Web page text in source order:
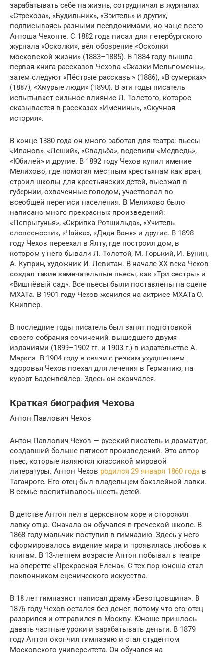
зарабатывать себе на жизнь, сотрудничал в журналах
«Стрекоза», «Будильник», «Зритель» и других,
подписываясь разными псевдонимами, но чаще всего
Антоша Чехонте. С 1882 года писал для петербургского
журнала «Осколки», вёл обозрение «Осколки
московской жизни» (1883–1885). В 1884 году вышла
первая книга рассказов Чехова «Сказки Мельпомены»,
затем следуют «Пёстрые рассказы» (1886), «В сумерках»
(1887), «Хмурые люди» (1890). В эти годы писатель
испытывает сильное влияние Л. Толстого, которое
сказывается в рассказах «Именины», «Скучная
история».
В конце 1880 года он много работал для театра: пьесы
«Иванов», «Леший», «Свадьба», водевили «Медведь»,
«Юбилей» и другие. В 1892 году Чехов купил имение
Мелихово, где помогал местным крестьянам как врач,
строил школы для крестьянских детей, выезжал в
губернии, охваченные голодом, участвовал во
всеобщей переписи населения. В Мелихово было
написано много прекрасных произведений:
«Попрыгунья», «Скрипка Ротшильда», «Учитель
словесности», «Чайка», «Дядя Ваня» и другие. В 1898
году Чехов переехал в Ялту, где построил дом, в
котором у него бывали Л. Толстой, М. Горький, И. Бунин,
А. Куприн, художник И. Левитан. В начале XX века Чехов
создал такие замечательные пьесы, как «Три сестры» и
«Вишнёвый сад». Все пьесы были поставлены на сцене
МХАТа. В 1901 году Чехов женился на актрисе МХАТа О.
Книппер.
В последние годы писатель был занят подготовкой
своего собрания сочинений, вышедшего двумя
изданиями (1899–1902 гг. и 1903 г.) в издательстве А.
Маркса. В 1904 году в связи с резким ухудшением
здоровья Чехов поехал для лечения в Германию, на
курорт Баденвейлер. Здесь он скончался.
Краткая биография Чехова
Антон Павлович Чехов
Антон Павлович Чехов — русский писатель и драматург,
создавший больше пятисот произведений. Это автор
пьес, которые являются классикой мировой
литературы. Антон Чехов родился 29 января 1860 года в
Таганроге. Его отец был владельцем бакалейной лавки.
В семье воспитывалось шесть детей.
В детстве Антон пел в церковном хоре и сторожил
лавку отца. Сначала он обучался в греческой школе. В
1868 году мальчик поступил в гимназию. Здесь у него
сформировалось видение мира и проявилась любовь к
книгам. В 13-летнем возрасте Антон побывал в театре
на оперетте «Прекрасная Елена». С тех пор юноша стал
поклонником сценического искусства.
В 18 лет гимназист написал драму «Безотцовщина». В
1876 году Чехов остался без денег, потому что его отец
разорился и отправился в Москву. Юноше пришлось
давать частные уроки и зарабатывать деньги. В 1879
году Антон окончил гимназию и стал студентом
Московского университета. Он обучался на